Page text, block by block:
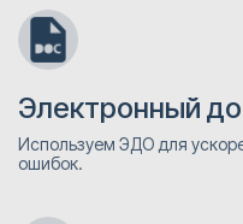
Электронный
Используем ЭДО для
ошибок.